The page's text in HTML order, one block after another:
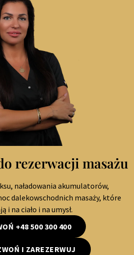
rezerwacji masażu
naładowania akumulatorów,
dalekowschodnich masaży, które
i na ciało i na umysł.
+48 500 300 400
I ZAREZERWUJ